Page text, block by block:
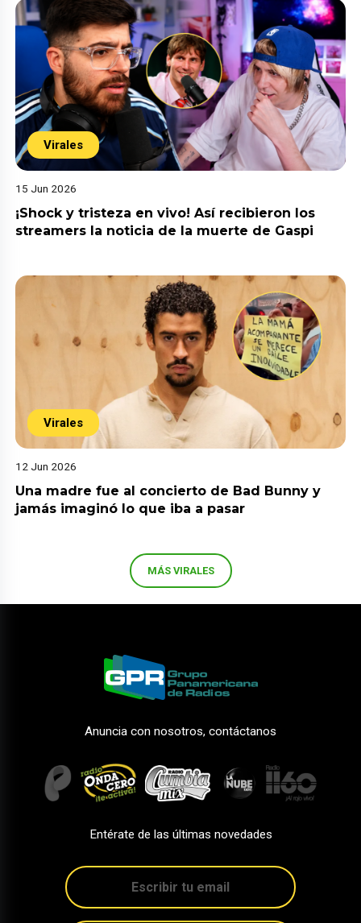
Virales
15 Jun 2026
¡Shock y tristeza en vivo! Así recibieron los
streamers la noticia de la muerte de Gaspi
Virales
12 Jun 2026
Una madre fue al concierto de Bad Bunny y
jamás imaginó lo que iba a pasar
MÁS VIRALES
Anuncia con nosotros, contáctanos
Entérate de las últimas novedades